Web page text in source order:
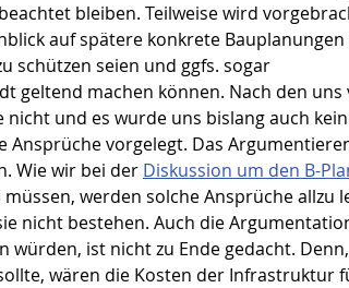
bleiben. Teilweise wird
auf spätere konkrete
schützen seien und ggfs. sogar
geltend machen können. Nach den
und es wurde uns bislang auch
Ansprüche vorgelegt. Das
Wie wir bei der Diskussion um den B-
werden solche Ansprüche allzu
nicht bestehen. Auch die
ist nicht zu Ende gedacht.
wären die Kosten der Infrastruktur